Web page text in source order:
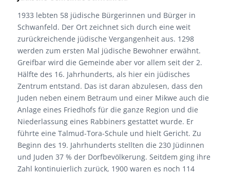
1933 lebten 58 jüdische Bürgerinnen und Bürger in
Schwanfeld. Der Ort zeichnet sich durch eine weit
zurückreichende jüdische Vergangenheit aus. 1298
werden zum ersten Mal jüdische Bewohner erwähnt.
Greifbar wird die Gemeinde aber vor allem seit der 2.
Hälfte des 16. Jahrhunderts, als hier ein jüdisches
Zentrum entstand. Das ist daran abzulesen, dass den
Juden neben einem Betraum und einer Mikwe auch die
Anlage eines Friedhofs für die ganze Region und die
Niederlassung eines Rabbiners gestattet wurde. Er
führte eine Talmud-Tora-Schule und hielt Gericht. Zu
Beginn des 19. Jahrhunderts stellten die 230 Jüdinnen
und Juden 37 % der Dorfbevölkerung. Seitdem ging ihre
Zahl kontinuierlich zurück, 1900 waren es noch 114